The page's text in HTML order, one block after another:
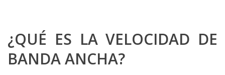
¿QUÉ ES LA VELOCIDAD DE
BANDA ANCHA?